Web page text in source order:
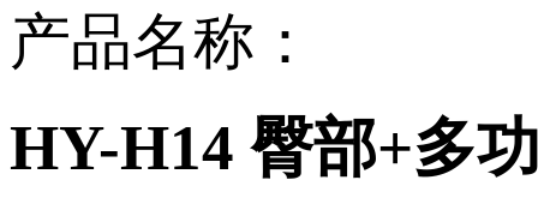
产品名称：
HY-H14 臀部+多